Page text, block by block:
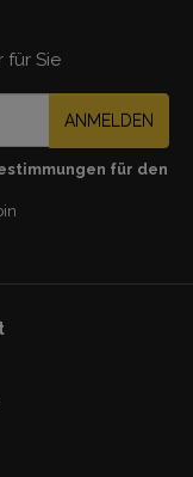
für Sie
ANMELDEN
für den